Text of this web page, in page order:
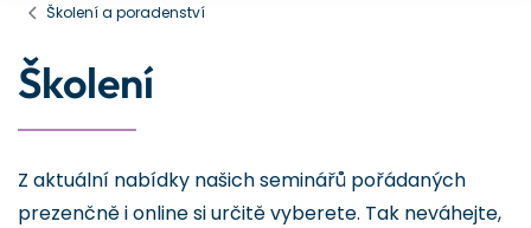
Školení a poradenství
Školení
Z aktuální nabídky našich seminářů pořádaných
prezenčně i online si určitě vyberete. Tak neváhejte,